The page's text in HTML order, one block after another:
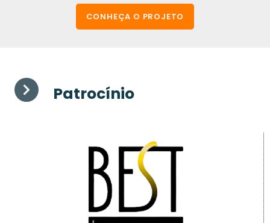
CONHEÇA O PROJETO
Patrocínio